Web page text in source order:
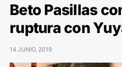
Beto Pasillas
ruptura con
14 JUNIO, 2019